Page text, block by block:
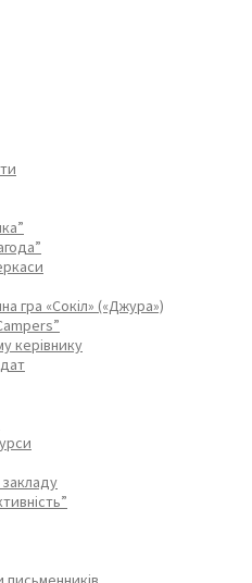
гра «Сокіл» («Джура»)
керівнику
закладу